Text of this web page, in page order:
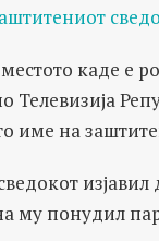
каде е
име на
му понудил